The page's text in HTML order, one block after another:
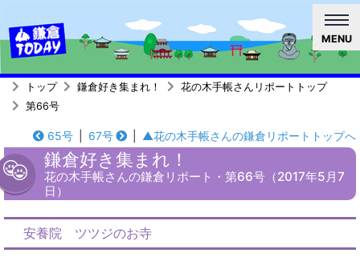
MENU
トップ 鎌倉好き集まれ！
花の木手帳さんリポートトップ
第66号
65号 67号 ▲花の木手帳さんの鎌倉リポートトップへ
鎌倉好き集まれ！
花の木手帳さんの鎌倉リポート・第66号（2017年5月7
日）
安養院 ツツジのお寺